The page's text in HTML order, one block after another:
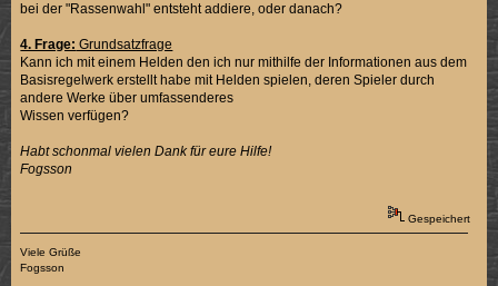
bei der "Rassenwahl" entsteht addiere, oder danach?
4. Frage: Grundsatzfrage
Kann ich mit einem Helden den ich nur mithilfe der Informationen aus dem
Basisregelwerk erstellt habe mit Helden spielen, deren Spieler durch
andere Werke über umfassenderes
Wissen verfügen?
Habt schonmal vielen Dank für eure Hilfe!
Fogsson
Gespeichert
Viele Grüße
Fogsson